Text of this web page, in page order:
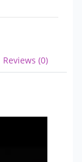
Reviews (0)